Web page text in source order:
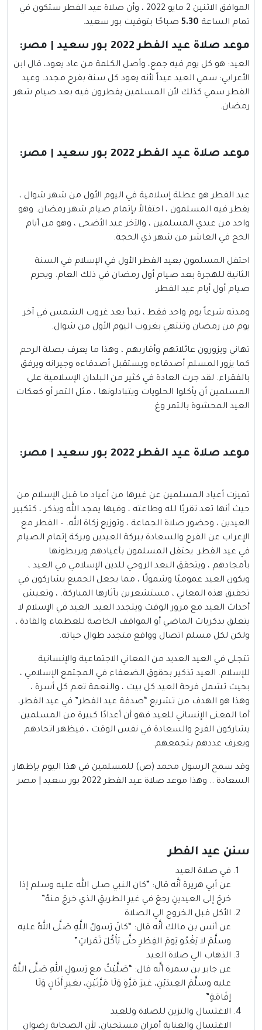
الموافق الاثنين 2 مايو 2022 ، وأن صلاة عيد الفطر ستكون في
تمام الساعة 5.30 صباحًا بتوقيت بور سعيد.
موعد صلاة عيد الفطر 2022 بور سعيد | مصر:
العيد: هو كل يوم فيه جمع، وأصل الكلمة من عاد يعود، قال ابن
الأعرابي: سمي العيد عيداً لأنه يعود كل سنة بفرح مجدد. وعيد
الفطر سمي كذلك لأن المسلمين يفطرون فيه بعد صيام شهر
رمضان.
موعد صلاة عيد الفطر 2022 بور سعيد | مصر:
عيد الفطر هو عطلة إسلامية في اليوم الأول من شهر شوال ،
يفطر فيه المسلمون ، احتفالاً بإتمام صيام شهر رمضان. وهو
واحد من عيدي المسلمين ، والآخر عيد الأضحى ، وهو من أيام
الحج في العاشر من شهر ذي الحجة.
احتفل المسلمون بعيد الفطر الأول في الإسلام في السنة
الثانية للهجرة بعد صيام أول رمضان في ذلك العام. ويحرم
صيام أول أيام عيد الفطر.
ومدته شرعاً يوم واحد فقط ، تبدأ بعد غروب الشمس في آخر
يوم من رمضان وتنتهي بغروب اليوم الأول من شوال.
تهاني ويزورون عائلاتهم وأقاربهم ، وهذا ما يعرف بصلة الرحم
كما يزور المسلم أصدقاءه ويستقبل أصدقاءه وجيرانه ويرفق
بالفقراء. لقد جرت العادة في كثير من البلدان الإسلامية على
المسلمين أن يأكلوا الحلويات ويتبادلونها ، مثل التمر أو كعكات
العيد المحشوة بالتمر وغ
موعد صلاة عيد الفطر 2022 بور سعيد | مصر:
تميزت أعياد المسلمين عن غيرها من أعياد ما قبل الإسلام من
حيث أنها تعد تقربًا لله وطاعته ، وفيها يمجد الله ويذكر ، كتكبير
العيدين ، وحضور صلاة الجماعة ، وتوزيع زكاة الله. – الفطر مع
الإعراب عن الفرح والسعادة ببركة العيدين وبركة إتمام الصيام
في عيد الفطر. يحتفل المسلمون بأعيادهم ويربطونها
بأمجادهم ، ويتحقق البعد الروحي للدين الإسلامي في العيد ،
ويكون العيد عموميًا وشمولًا ، مما يجعل الجميع يشاركون في
تحقيق هذه المعاني ، مستشعرين بآثارها المباركة. ، وتعيش
أحداث العيد مع مرور الوقت ويتجدد العيد. العيد في الإسلام لا
يتعلق بذكريات الماضي أو المواقف الخاصة للعظماء والقادة ،
ولكن لكل مسلم اتصال وواقع متجدد طوال حياته.
تتجلى في العيد العديد من المعاني الاجتماعية والإنسانية
للإسلام. العيد تذكير بحقوق الضعفاء في المجتمع الإسلامي ،
بحيث تشمل فرحة العيد كل بيت ، والنعمة تعم كل أسرة ،
وهذا هو الهدف من تشريع “صدقة عيد الفطر” في عيد الفطر،
أما المعنى الإنساني للعيد فهو أن أعدادًا كبيرة من المسلمين
يشاركون الفرح والسعادة في نفس الوقت ، فيظهر اتحادهم
ويعرف عددهم بتجمعهم.
وقد سمح الرسول محمد (ص) للمسلمين في هذا اليوم بإظهار
السعادة .. وهذا موعد صلاة عيد الفطر 2022 بور سعيد | مصر
سنن عيد الفطر
في صلاة العيد
عن أبي هريرة أنَّه قال: “كان النبي صلى الله عليه وسلم إذا
خرجَ إلى العيدينِ رجعَ في غيرِ الطريقِ الذي خرجَ منهُ”
الأكل قبل الخروج الي الصلاة
عن أنس بن مالك أنَّه قال: “كانَ رَسولُ اللَّهِ صَلَّى اللهُ عليه
وسلَّمَ لا يَغْدُو يَومَ الفِطْرِ حتَّى يَأْكُلَ تَمَراتٍ”
الذهاب الي صلاة العيد
عن جابر بن سمرة أنَّه قال: “صَلَّيْتُ مع رَسولِ اللهِ صَلَّى اللَّهُ
عليه وسلَّمَ العِيدَيْنِ، غيرَ مَرَّةٍ وَلَا مَرَّتَيْنِ، بغيرِ أَذَانٍ وَلَا
إقَامَةٍ”
الاغتسال والتزين للصلاة وللعيد
الاغتسال والعناية أمران مستحبان، لأن الصحابة رضوان